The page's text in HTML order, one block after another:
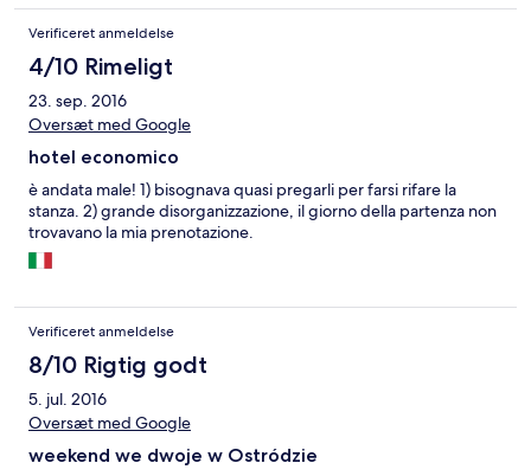
Verificeret anmeldelse
4/10 Rimeligt
23. sep. 2016
Oversæt med Google
hotel economico
è andata male! 1) bisognava quasi pregarli per farsi rifare la
stanza. 2) grande disorganizzazione, il giorno della partenza non
trovavano la mia prenotazione.
Verificeret anmeldelse
8/10 Rigtig godt
5. jul. 2016
Oversæt med Google
weekend we dwoje w Ostródzie